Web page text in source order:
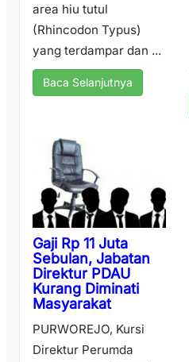
area hiu tutul
(Rhincodon Typus)
yang terdampar dan ...
Baca Selanjutnya
Gaji Rp 11 Juta
Sebulan, Jabatan
Direktur PDAU
Kurang Diminati
Masyarakat
PURWOREJO, Kursi
Direktur Perumda